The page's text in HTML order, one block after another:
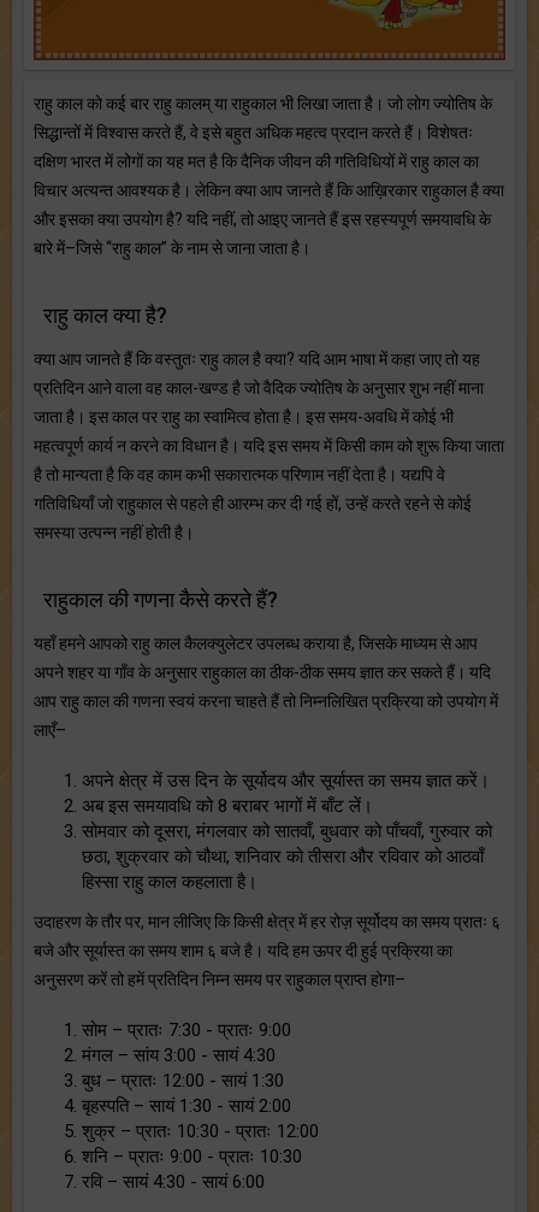
राहु काल को कई बार राहु कालम् या राहुकाल भी लिखा जाता है। जो लोग ज्योतिष के
सिद्धान्तों में विश्वास करते हैं, वे इसे बहुत अधिक महत्व प्रदान करते हैं। विशेषतः
दक्षिण भारत में लोगों का यह मत है कि दैनिक जीवन की गतिविधियों में राहु काल का
विचार अत्यन्त आवश्यक है। लेकिन क्या आप जानते हैं कि आख़िरकार राहुकाल है क्या
और इसका क्या उपयोग है? यदि नहीं, तो आइए जानते हैं इस रहस्यपूर्ण समयावधि के
बारे में–जिसे “राहु काल” के नाम से जाना जाता है।
राहु काल क्या है?
क्या आप जानते हैं कि वस्तुतः राहु काल है क्या? यदि आम भाषा में कहा जाए तो यह
प्रतिदिन आने वाला वह काल-खण्ड है जो वैदिक ज्योतिष के अनुसार शुभ नहीं माना
जाता है। इस काल पर राहु का स्वामित्व होता है। इस समय-अवधि में कोई भी
महत्वपूर्ण कार्य न करने का विधान है। यदि इस समय में किसी काम को शुरू किया जाता
है तो मान्यता है कि वह काम कभी सकारात्मक परिणाम नहीं देता है। यद्यपि वे
गतिविधियाँ जो राहुकाल से पहले ही आरम्भ कर दी गई हों, उन्हें करते रहने से कोई
समस्या उत्पन्न नहीं होती है।
राहुकाल की गणना कैसे करते हैं?
यहाँ हमने आपको राहु काल कैलक्युलेटर उपलब्ध कराया है, जिसके माध्यम से आप
अपने शहर या गाँव के अनुसार राहुकाल का ठीक-ठीक समय ज्ञात कर सकते हैं। यदि
आप राहु काल की गणना स्वयं करना चाहते हैं तो निम्नलिखित प्रक्रिया को उपयोग में
लाएँ–
अपने क्षेत्र में उस दिन के सूर्योदय और सूर्यास्त का समय ज्ञात करें।
अब इस समयावधि को 8 बराबर भागों में बाँट लें।
सोमवार को दूसरा, मंगलवार को सातवाँ, बुधवार को पाँचवाँ, गुरुवार को
छठा, शुक्रवार को चौथा, शनिवार को तीसरा और रविवार को आठवाँ
हिस्सा राहु काल कहलाता है।
उदाहरण के तौर पर, मान लीजिए कि किसी क्षेत्र में हर रोज़ सूर्योदय का समय प्रातः ६
बजे और सूर्यास्त का समय शाम ६ बजे है। यदि हम ऊपर दी हुई प्रक्रिया का
अनुसरण करें तो हमें प्रतिदिन निम्न समय पर राहुकाल प्राप्त होगा–
सोम – प्रातः 7:30 - प्रातः 9:00
मंगल – सांय 3:00 - सायं 4:30
बुध – प्रातः 12:00 - सायं 1:30
बृहस्पति – सायं 1:30 - सायं 2:00
शुक्र – प्रातः 10:30 - प्रातः 12:00
शनि – प्रातः 9:00 - प्रातः 10:30
रवि – सायं 4:30 - सायं 6:00